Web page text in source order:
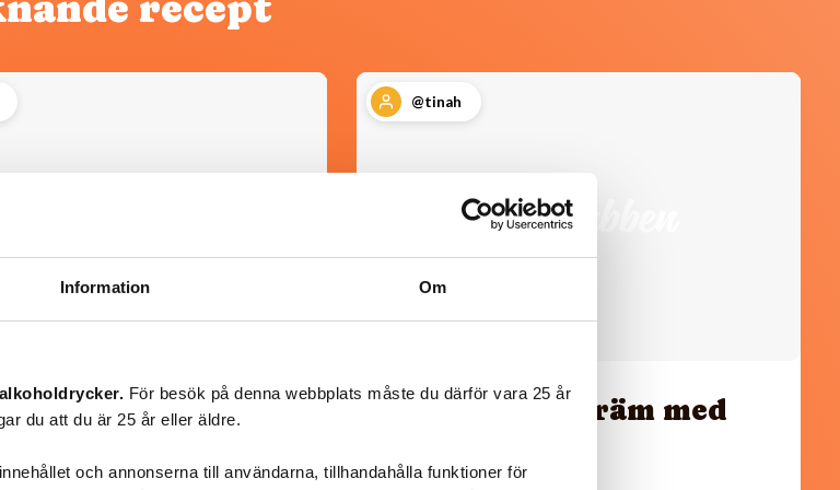
Information Om
För besök på denna webbplats måste du därför vara 25 år
du att du är 25 år eller äldre.
och annonserna till användarna, tillhandahålla funktioner för
och lökcurd
rabarber och lök som smakar smör
@tinah
Mascarponekräm med